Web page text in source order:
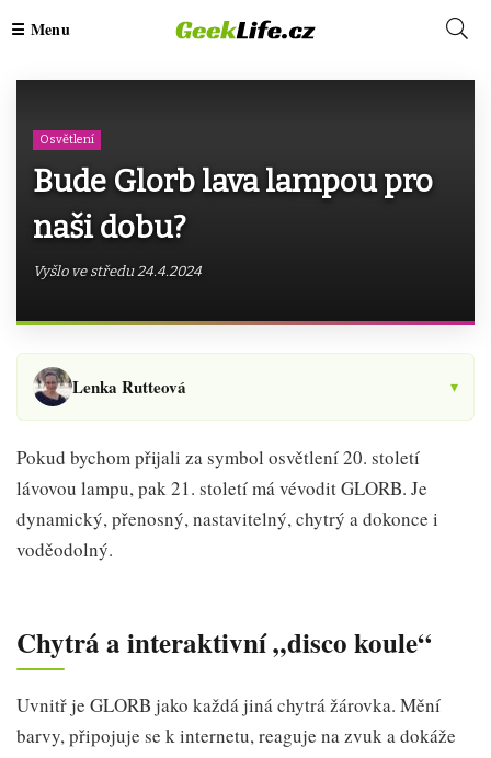
Osvětlení
Bude Glorb lava lampou pro
naši dobu?
Vyšlo ve středu 24.4.2024
Lenka Rutteová ▾
Pokud bychom přijali za symbol osvětlení 20. století
lávovou lampu, pak 21. století má vévodit GLORB. Je
dynamický, přenosný, nastavitelný, chytrý a dokonce i
voděodolný.
Chytrá a interaktivní „disco koule“
Uvnitř je GLORB jako každá jiná chytrá žárovka. Mění
barvy, připojuje se k internetu, reaguje na zvuk a dokáže